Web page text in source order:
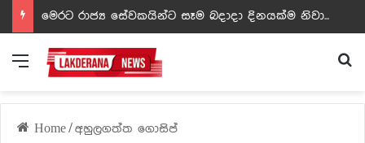
ඩඩ්ලිට දෙවෙනි නොවූ රත්න සහල් අධිපති..- PHOTOS
Menu
Home/අහුලගත්ත ගොසිප්